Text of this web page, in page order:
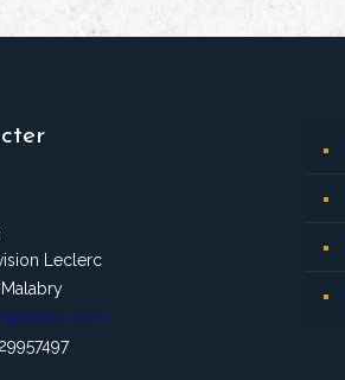
Leclerc